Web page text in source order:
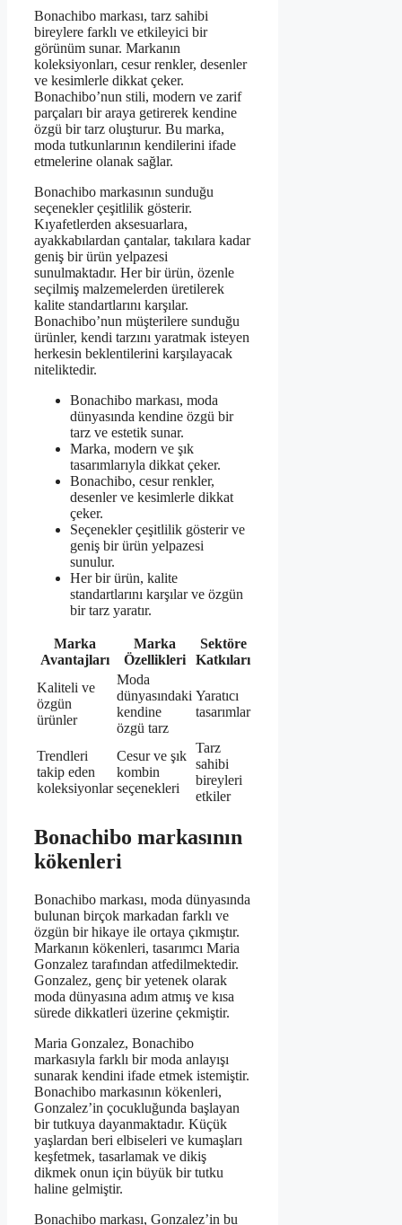
Bonachibo markası, tarz sahibi
bireylere farklı ve etkileyici bir
görünüm sunar. Markanın
koleksiyonları, cesur renkler, desenler
ve kesimlerle dikkat çeker.
Bonachibo’nun stili, modern ve zarif
parçaları bir araya getirerek kendine
özgü bir tarz oluşturur. Bu marka,
moda tutkunlarının kendilerini ifade
etmelerine olanak sağlar.
Bonachibo markasının sunduğu
seçenekler çeşitlilik gösterir.
Kıyafetlerden aksesuarlara,
ayakkabılardan çantalar, takılara kadar
geniş bir ürün yelpazesi
sunulmaktadır. Her bir ürün, özenle
seçilmiş malzemelerden üretilerek
kalite standartlarını karşılar.
Bonachibo’nun müşterilere sunduğu
ürünler, kendi tarzını yaratmak isteyen
herkesin beklentilerini karşılayacak
niteliktedir.
Bonachibo markası, moda
dünyasında kendine özgü bir
tarz ve estetik sunar.
Marka, modern ve şık
tasarımlarıyla dikkat çeker.
Bonachibo, cesur renkler,
desenler ve kesimlerle dikkat
çeker.
Seçenekler çeşitlilik gösterir ve
geniş bir ürün yelpazesi
sunulur.
Her bir ürün, kalite
standartlarını karşılar ve özgün
bir tarz yaratır.
Marka
Avantajları
Marka
Özellikleri
Sektöre
Katkıları
Kaliteli ve
özgün
ürünler
Moda
dünyasındaki
kendine
özgü tarz
Yaratıcı
tasarımlar
Trendleri
takip eden
koleksiyonlar
Cesur ve şık
kombin
seçenekleri
Tarz
sahibi
bireyleri
etkiler
Bonachibo markasının
kökenleri
Bonachibo markası, moda dünyasında
bulunan birçok markadan farklı ve
özgün bir hikaye ile ortaya çıkmıştır.
Markanın kökenleri, tasarımcı Maria
Gonzalez tarafından atfedilmektedir.
Gonzalez, genç bir yetenek olarak
moda dünyasına adım atmış ve kısa
sürede dikkatleri üzerine çekmiştir.
Maria Gonzalez, Bonachibo
markasıyla farklı bir moda anlayışı
sunarak kendini ifade etmek istemiştir.
Bonachibo markasının kökenleri,
Gonzalez’in çocukluğunda başlayan
bir tutkuya dayanmaktadır. Küçük
yaşlardan beri elbiseleri ve kumaşları
keşfetmek, tasarlamak ve dikiş
dikmek onun için büyük bir tutku
haline gelmiştir.
Bonachibo markası, Gonzalez’in bu